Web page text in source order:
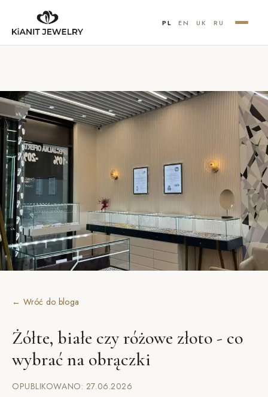
PL EN UK RU
← Wróć do bloga
Żółte, białe czy różowe złoto - co
wybrać na obrączki
OPUBLIKOWANO: 27.06.2026